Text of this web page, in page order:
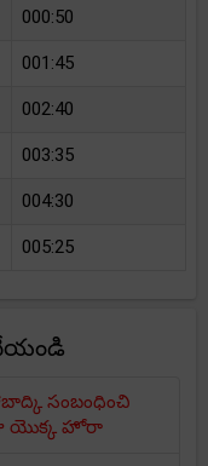
000:50
001:45
002:40
003:35
004:30
005:25
సంబంధించి
యొక్క హోరా